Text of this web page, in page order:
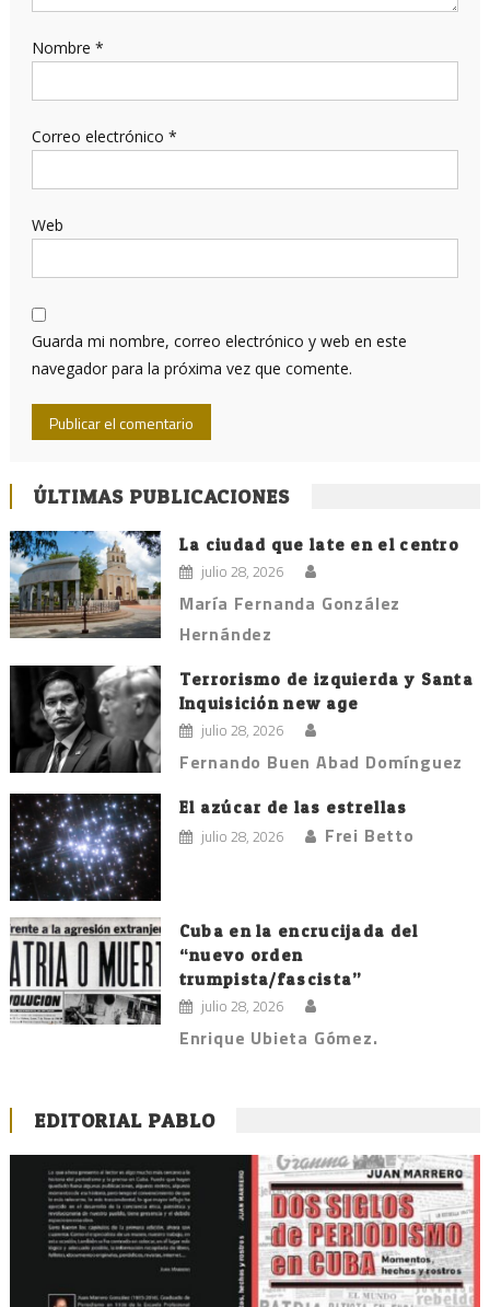
Nombre *
Correo electrónico *
Web
Guarda mi nombre, correo electrónico y web en este
navegador para la próxima vez que comente.
ÚLTIMAS PUBLICACIONES
La ciudad que late en el centro
julio 28, 2026
María Fernanda González
Hernández
Terrorismo de izquierda y Santa
Inquisición new age
julio 28, 2026
Fernando Buen Abad Domínguez
El azúcar de las estrellas
julio 28, 2026 Frei Betto
Cuba en la encrucijada del
“nuevo orden
trumpista/fascista”
julio 28, 2026
Enrique Ubieta Gómez.
EDITORIAL PABLO